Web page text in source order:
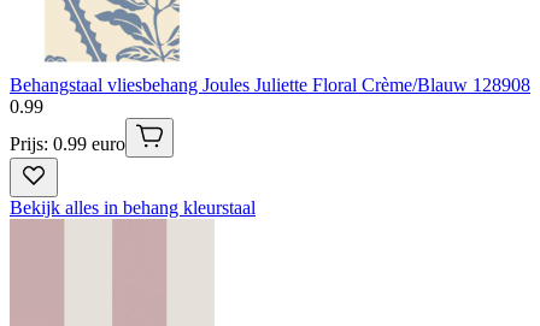
Behangstaal vliesbehang Joules Juliette Floral Crème/Blauw 128908
0.99
Prijs: 0.99 euro
Bekijk alles in behang kleurstaal